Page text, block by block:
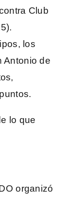
Club
los
Antonio de
organizó